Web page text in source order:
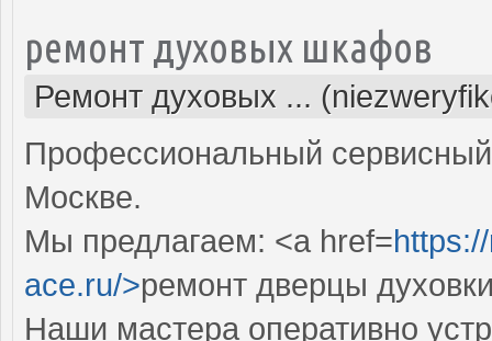
ремонт духовых шкафов
Ремонт духовых ...
Профессиональный
Москве.
Мы предлагаем: <a href=
ace.ru/>ремонт дверцы
Наши мастера оперативно